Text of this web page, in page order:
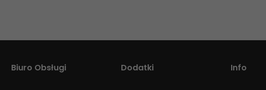
Biuro Obsługi Dodatki Info